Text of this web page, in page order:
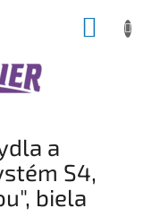
a
S4,
biela